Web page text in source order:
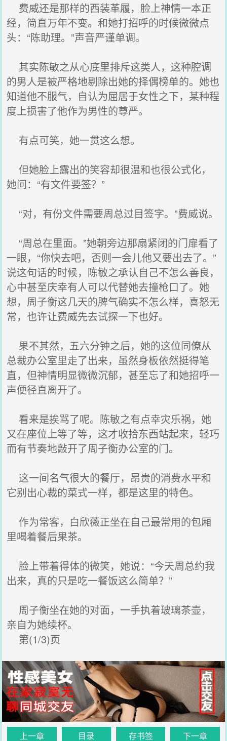
费威还是那样的西装革履，脸上神情一本正
经，简直万年不变。和她打招呼的时候微微点
头：“陈助理。”声音严谨单调。
其实陈敏之从心底里排斥这类人，这种腔调
的男人是被严格地剔除出她的择偶榜单的。她也
知道他不服气，自认为屈居于女性之下，某种程
度上损害了他作为男性的尊严。
有点可笑，她一贯这么想。
但她脸上露出的笑容却很温和也很公式化，
她问：“有文件要签？”
“对，有份文件需要周总过目签字。”费威说。
“周总在里面。”她朝旁边那扇紧闭的门扉看了
一眼，“你快去吧，否则一会儿他又要出去了。”
说这句话的时候，陈敏之承认自己不怎么善良，
心中甚至庆幸有人可以代替她去撞枪口了。她
想，周子衡这几天的脾气确实不怎么样，喜怒无
常，也许让费威先去试探一下也好。
果不其然，五六分钟之后，她的这位同僚从
总裁办公室里走了出来，虽然身板依然挺得笔
直，但神情明显微微沉郁，甚至忘了和她招呼一
声便径直离开了。
看来是挨骂了呢。陈敏之有点幸灾乐祸，她
又在座位上等了等，这才收拾东西站起来，轻巧
而有节奏地敲开了周子衡办公室的门。
这一间名气很大的餐厅，昂贵的消费水平和
它别出心裁的菜式一样，都是这里的特色。
作为常客，白欣薇正坐在自己最常用的包厢
里喝着餐后果茶。
脸上带着得体的微笑，她说：“今天周总约我
出来，真的只是吃一餐饭这么简单？”
周子衡坐在她的对面，一手执着玻璃茶壶，
亲自为她续杯。
第(1/3)页
上一章 目录 存书签 下一章